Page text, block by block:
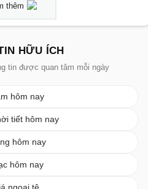
thêm
HỮU ÍCH
tin được quan tâm mỗi ngày
hôm nay
tiết hôm nay
hôm nay
hôm nay